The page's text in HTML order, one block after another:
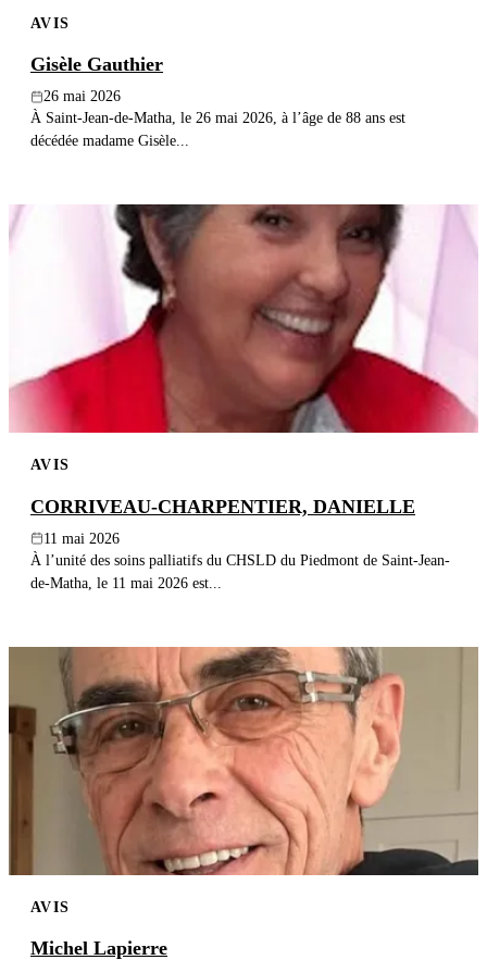
AVIS
Gisèle Gauthier
26 mai 2026
À Saint-Jean-de-Matha, le 26 mai 2026, à l’âge de 88 ans est
décédée madame Gisèle...
AVIS
CORRIVEAU-CHARPENTIER, DANIELLE
11 mai 2026
À l’unité des soins palliatifs du CHSLD du Piedmont de Saint-Jean-
de-Matha, le 11 mai 2026 est...
AVIS
Michel Lapierre